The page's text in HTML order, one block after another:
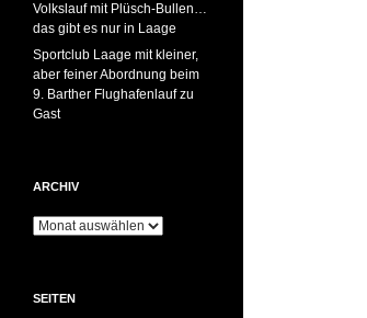
Volkslauf mit Plüsch-Bullen…
das gibt es nur in Laage
Sportclub Laage mit kleiner,
aber feiner Abordnung beim
9. Barther Flughafenlauf zu
Gast
ARCHIV
Archiv
SEITEN